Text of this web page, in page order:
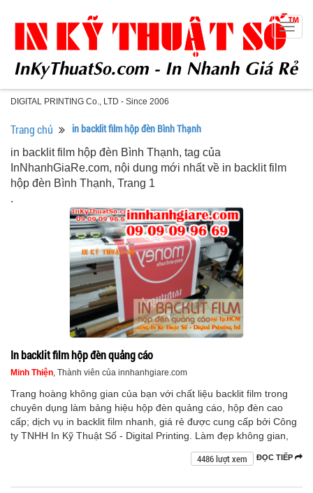
DIGITAL PRINTING Co., LTD - Since 2006
Trang chủ in backlit film hộp đèn Bình Thạnh
in backlit film hộp đèn Bình Thạnh, tag của
InNhanhGiaRe.com, nội dung mới nhất về in backlit film
hộp đèn Bình Thạnh, Trang 1
.
In backlit film hộp đèn quảng cáo
Minh Thiện, Thành viên của innhanhgiare.com
Trang hoàng không gian của bạn với chất liệu backlit film trong
chuyên dụng làm bảng hiệu hộp đèn quảng cáo, hộp đèn cao
cấp; dịch vụ in backlit film nhanh, giá rẻ được cung cấp bởi Công
ty TNHH In Kỹ Thuật Số - Digital Printing. Làm đẹp không gian,
ĐỌC TIẾP
4486 lượt xem